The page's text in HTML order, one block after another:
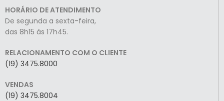
HORÁRIO DE ATENDIMENTO
De segunda a sexta-feira,
das 8h15 às 17h45.
RELACIONAMENTO COM O CLIENTE
(19) 3475.8000
VENDAS
(19) 3475.8004